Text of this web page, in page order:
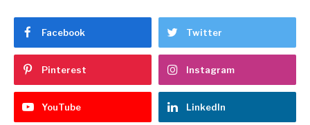
Facebook Twitter
Pinterest Instagram
YouTube LinkedIn